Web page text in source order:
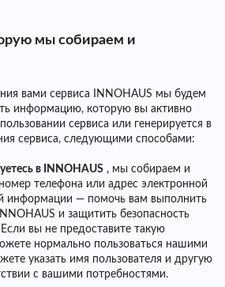
мы собираем и
вами сервиса INNOHAUS мы будем
информацию, которую вы активно
сервиса или генерируется в
сервиса, следующими способами:
в INNOHAUS , мы собираем и
телефона или адрес электронной
информации — помочь вам выполнить
и защитить безопасность
вы не предоставите такую
нормально пользоваться нашими
указать имя пользователя и другую
с вашими потребностями.